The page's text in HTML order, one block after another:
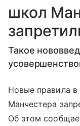
школ
Такое
Новые правила
Манчестера
Об этом